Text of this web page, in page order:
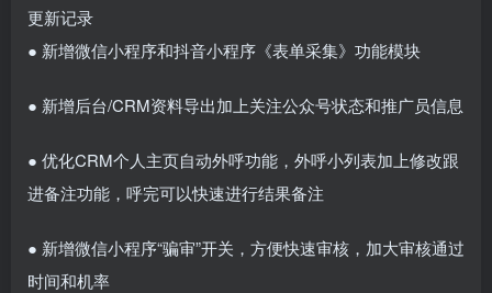
更新记录
● 新增微信小程序和抖音小程序《表单采集》功能模块
● 新增后台/CRM资料导出加上关注公众号状态和推广员信息
● 优化CRM个人主页自动外呼功能，外呼小列表加上修改跟
进备注功能，呼完可以快速进行结果备注
● 新增微信小程序“骗审”开关，方便快速审核，加大审核通过
时间和机率